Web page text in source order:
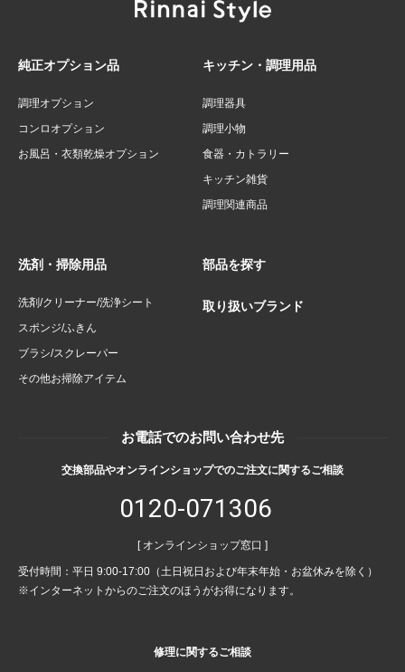
純正オプション品
調理オプション
コンロオプション
お風呂・衣類乾燥オプション
キッチン・調理用品
調理器具
調理小物
食器・カトラリー
キッチン雑貨
調理関連商品
洗剤・掃除用品
洗剤/クリーナー/洗浄シート
スポンジ/ふきん
ブラシ/スクレーパー
その他お掃除アイテム
部品を探す
取り扱いブランド
お電話でのお問い合わせ先
交換部品やオンラインショップでのご注文に関するご相談
0120-071306
[ オンラインショップ窓口 ]
受付時間：平日 9:00-17:00（土日祝日および年末年始・お盆休みを除く）
※インターネットからのご注文のほうがお得になります。
修理に関するご相談